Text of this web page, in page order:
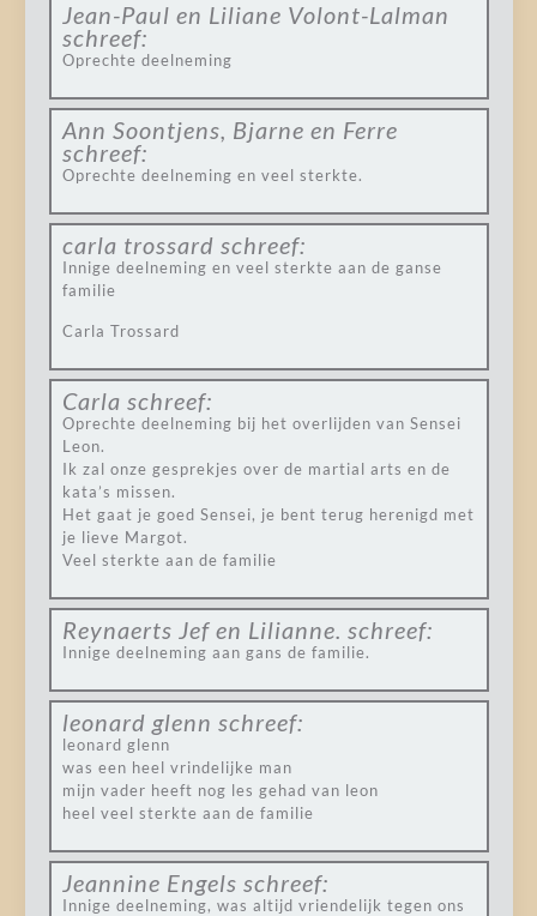
Jean-Paul en Liliane Volont-Lalman
schreef:
Oprechte deelneming
Ann Soontjens, Bjarne en Ferre
schreef:
Oprechte deelneming en veel sterkte.
carla trossard schreef:
Innige deelneming en veel sterkte aan de ganse
familie
Carla Trossard
Carla schreef:
Oprechte deelneming bij het overlijden van Sensei
Leon.
Ik zal onze gesprekjes over de martial arts en de
kata’s missen.
Het gaat je goed Sensei, je bent terug herenigd met
je lieve Margot.
Veel sterkte aan de familie
Reynaerts Jef en Lilianne. schreef:
Innige deelneming aan gans de familie.
leonard glenn schreef:
leonard glenn
was een heel vrindelijke man
mijn vader heeft nog les gehad van leon
heel veel sterkte aan de familie
Jeannine Engels schreef:
Innige deelneming, was altijd vriendelijk tegen ons